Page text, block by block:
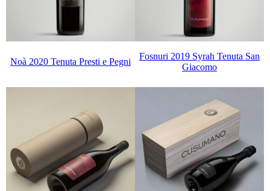
Noà 2020 Tenuta Presti e Pegni
Fosnuri 2019 Syrah Tenuta San
Giacomo